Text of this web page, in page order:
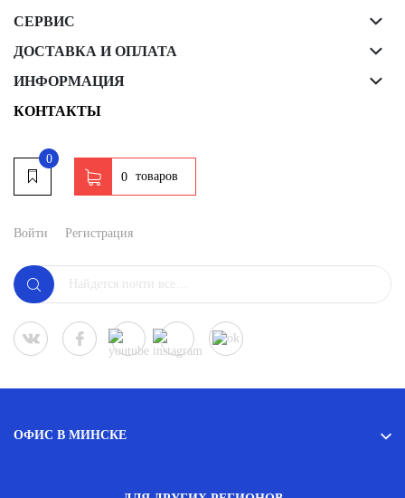
СЕРВИС
ДОСТАВКА И ОПЛАТА
ИНФОРМАЦИЯ
КОНТАКТЫ
0
0 товаров
Войти Регистрация
ОФИС В МИНСКЕ